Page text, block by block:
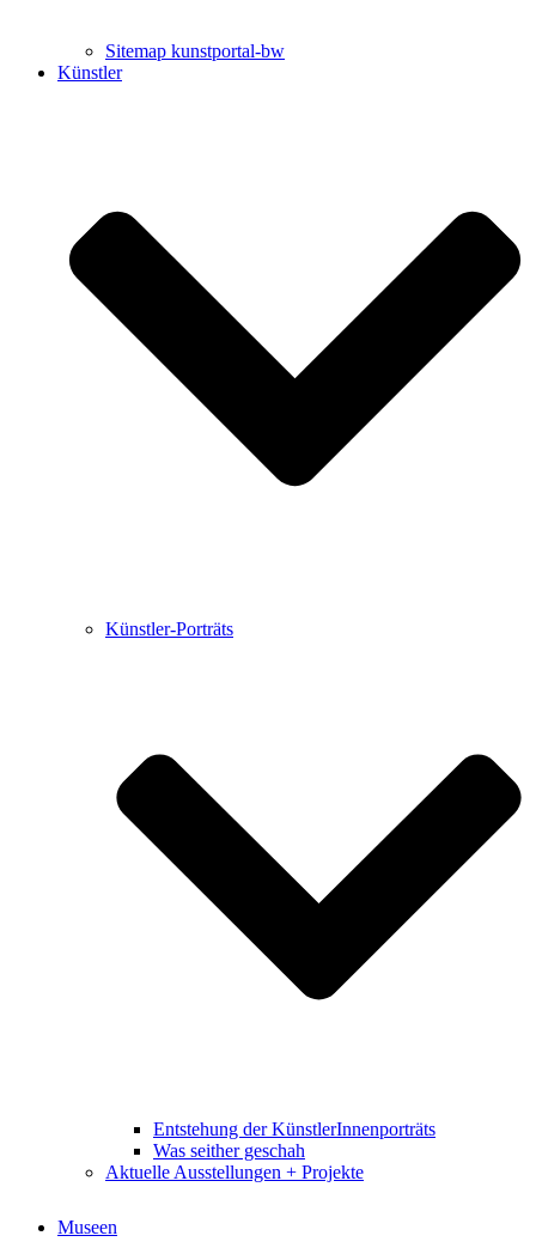
Buchbesprechungen von Harald Schwiers
Haralds Streifzüge
Hörtipps von Harald Schwiers
Kunstausflüge mit Sigrid Balke
Marc Peschke – Out of The Länd
Buchtipps von Uli Rothfuss
Sitemap kunstportal-bw
Künstler
Künstler-Porträts
Entstehung der KünstlerInnenporträts
Was seither geschah
Aktuelle Ausstellungen + Projekte
Museen